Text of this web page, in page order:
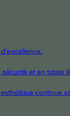
et en totale
continue